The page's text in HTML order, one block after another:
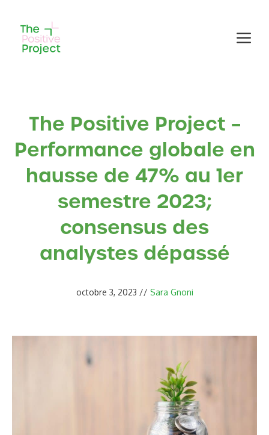
contenu
The Positive Project –
Performance globale en
hausse de 47% au 1er
semestre 2023;
consensus des
analystes dépassé
octobre 3, 2023 // Sara Gnoni